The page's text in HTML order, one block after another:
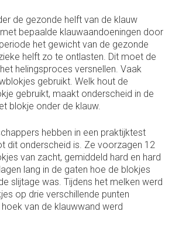
de gezonde helft van de klauw
bepaalde klauwaandoeningen door
het gewicht van de gezonde
helft zo te ontlasten. Dit moet de
helingsproces versnellen. Vaak
gebruikt. Welk hout de
gebruikt, maakt onderscheid in de
blokje onder de klauw.
hebben in een praktijktest
dit onderscheid is. Ze voorzagen 12
van zacht, gemiddeld hard en hard
lang in de gaten hoe de blokjes
slijtage was. Tijdens het melken werd
op drie verschillende punten
van de klauwwand werd